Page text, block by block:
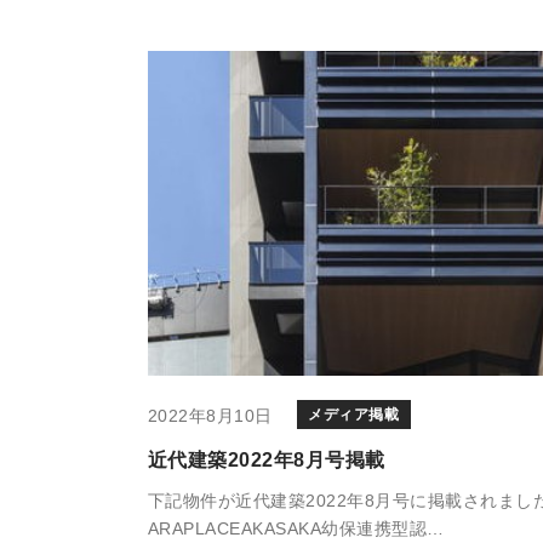
2022年8月10日 メディア掲載
近代建築2022年8月号掲載
下記物件が近代建築2022年8月号に掲載されまし
ARAPLACEAKASAKA幼保連携型認…